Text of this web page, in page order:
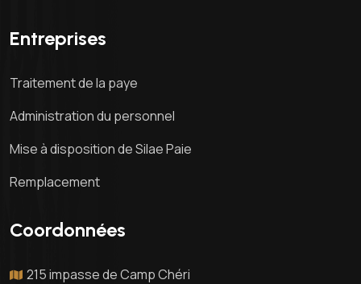
Entreprises
Traitement de la paye
Administration du personnel
Mise à disposition de Silae Paie
Remplacement
Coordonnées
215 impasse de Camp Chéri